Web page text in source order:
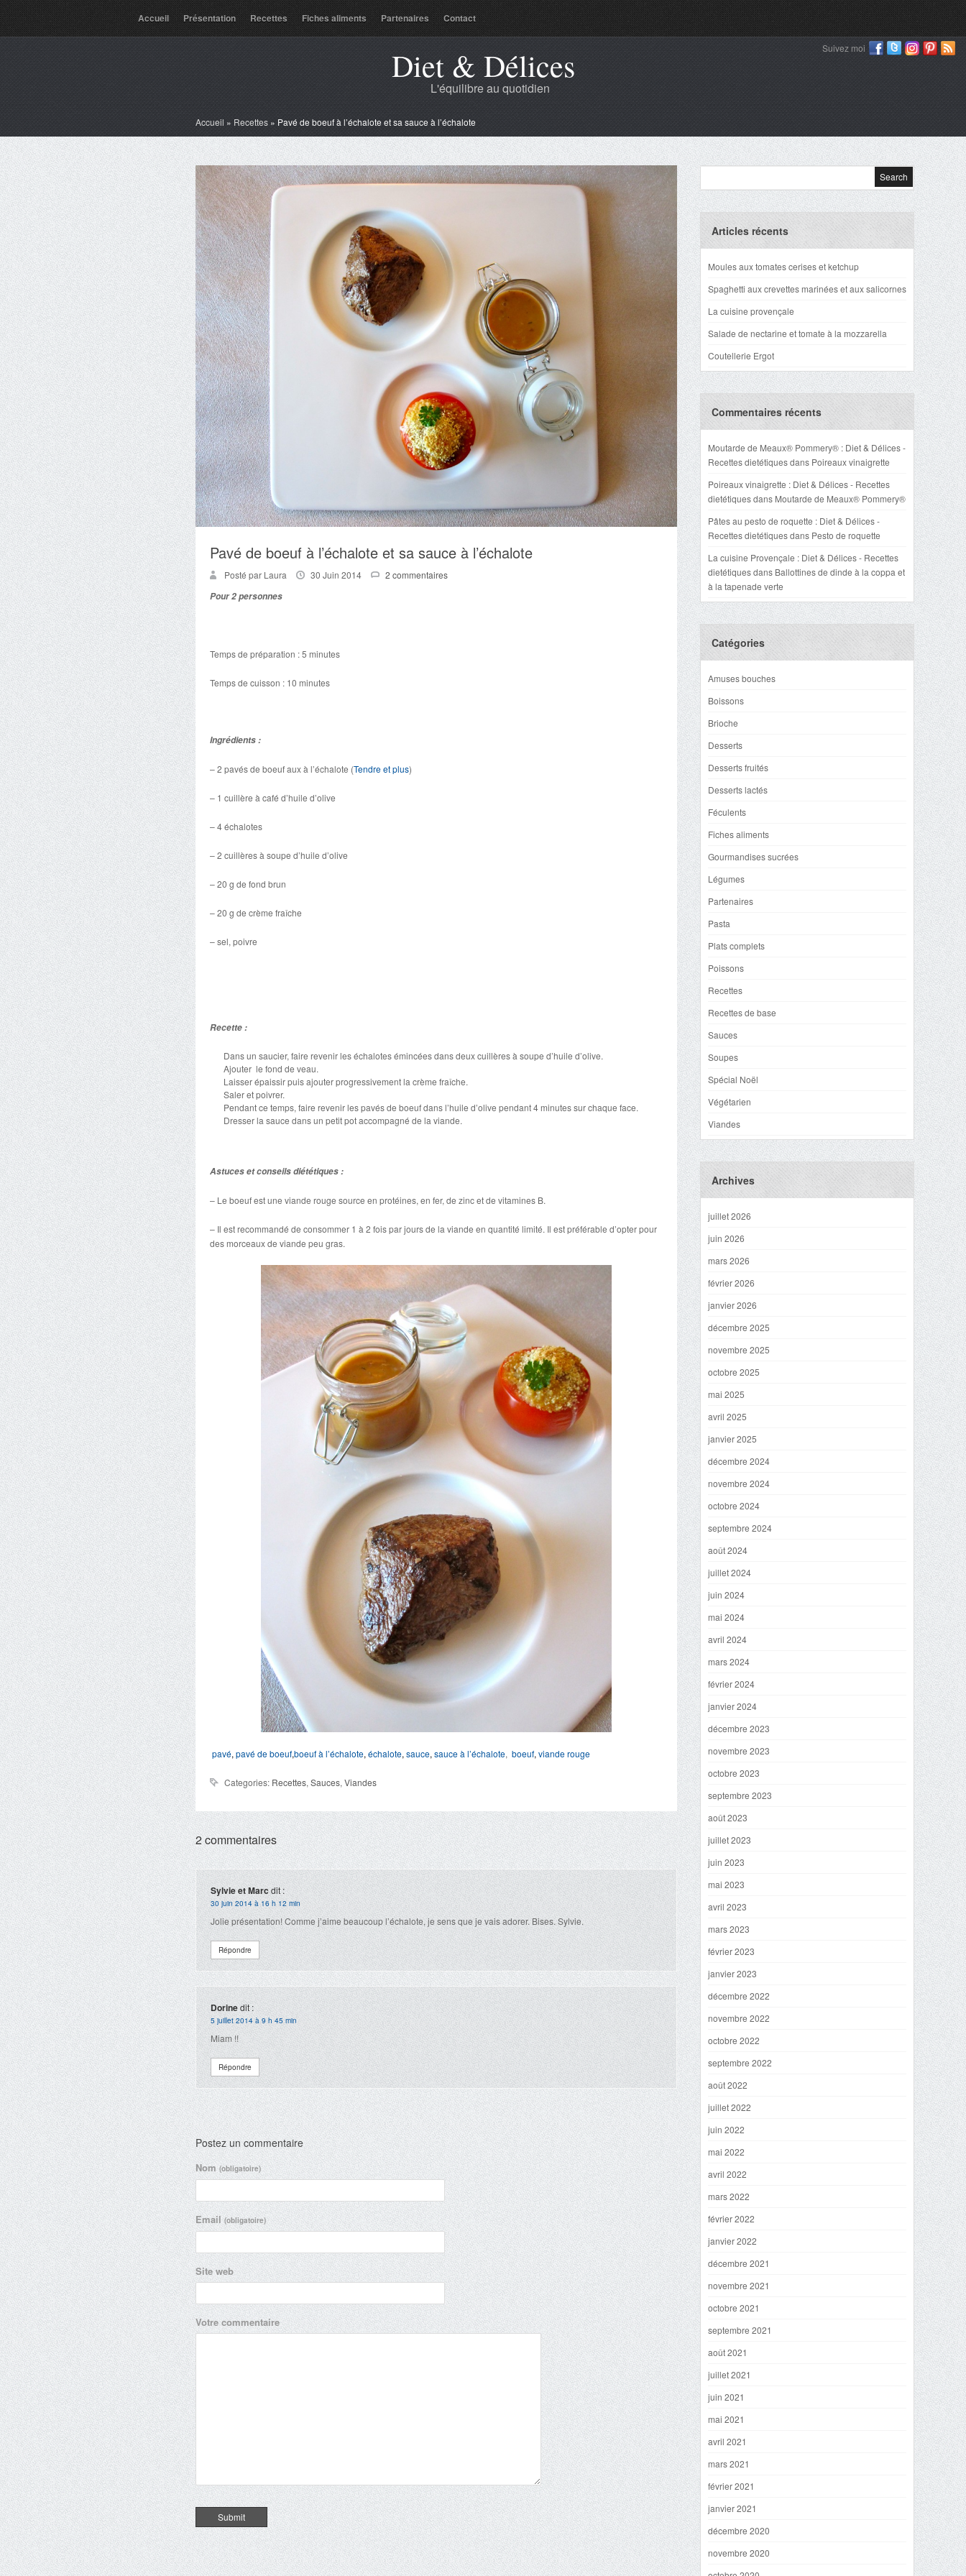
Accueil Présentation Recettes Fiches aliments Partenaires Contact
Suivez moi
Diet & Délices
L'équilibre au quotidien
Accueil » Recettes » Pavé de boeuf à l’échalote et sa sauce à l’échalote
Pavé de boeuf à l’échalote et sa sauce à l’échalote
Posté par Laura 30 Juin 2014
2 commentaires
Pour 2 personnes
Temps de préparation : 5 minutes
Temps de cuisson : 10 minutes
Ingrédients :
– 2 pavés de boeuf aux à l’échalote (Tendre et plus)
– 1 cuillère à café d’huile d’olive
– 4 échalotes
– 2 cuillères à soupe d’huile d’olive
– 20 g de fond brun
– 20 g de crème fraîche
– sel, poivre
Recette :
Dans un saucier, faire revenir les échalotes émincées dans deux cuillères à soupe d’huile d’olive.
Ajouter le fond de veau.
Laisser épaissir puis ajouter progressivement la crème fraîche.
Saler et poivrer.
Pendant ce temps, faire revenir les pavés de boeuf dans l’huile d’olive pendant 4 minutes sur chaque face.
Dresser la sauce dans un petit pot accompagné de la viande.
Astuces et conseils diététiques :
– Le boeuf est une viande rouge source en protéines, en fer, de zinc et de vitamines B.
– Il est recommandé de consommer 1 à 2 fois par jours de la viande en quantité limité. Il est préférable d’opter pour
des morceaux de viande peu gras.
pavé, pavé de boeuf,boeuf à l’échalote, échalote, sauce, sauce à l’échalote, boeuf, viande rouge
Categories: Recettes, Sauces, Viandes
2 commentaires
Sylvie et Marcdit :
30 juin 2014 à 16 h 12 min
Jolie présentation! Comme j’aime beaucoup l’échalote, je sens que je vais adorer. Bises. Sylvie.
Répondre
Dorinedit :
5 juillet 2014 à 9 h 45 min
Miam !!
Répondre
Postez un commentaire
Nom(obligatoire)
Email(obligatoire)
Site web
Votre commentaire
Articles récents
Moules aux tomates cerises et ketchup
Spaghetti aux crevettes marinées et aux salicornes
La cuisine provençale
Salade de nectarine et tomate à la mozzarella
Coutellerie Ergot
Commentaires récents
Moutarde de Meaux® Pommery® : Diet & Délices -
Recettes dietétiquesdans Poireaux vinaigrette
Poireaux vinaigrette : Diet & Délices - Recettes
dietétiquesdans Moutarde de Meaux® Pommery®
Pâtes au pesto de roquette : Diet & Délices -
Recettes dietétiquesdans Pesto de roquette
La cuisine Provençale : Diet & Délices - Recettes
dietétiquesdans Ballottines de dinde à la coppa et
à la tapenade verte
Catégories
Amuses bouches
Boissons
Brioche
Desserts
Desserts fruités
Desserts lactés
Féculents
Fiches aliments
Gourmandises sucrées
Légumes
Partenaires
Pasta
Plats complets
Poissons
Recettes
Recettes de base
Sauces
Soupes
Spécial Noël
Végétarien
Viandes
Archives
juillet 2026
juin 2026
mars 2026
février 2026
janvier 2026
décembre 2025
novembre 2025
octobre 2025
mai 2025
avril 2025
janvier 2025
décembre 2024
novembre 2024
octobre 2024
septembre 2024
août 2024
juillet 2024
juin 2024
mai 2024
avril 2024
mars 2024
février 2024
janvier 2024
décembre 2023
novembre 2023
octobre 2023
septembre 2023
août 2023
juillet 2023
juin 2023
mai 2023
avril 2023
mars 2023
février 2023
janvier 2023
décembre 2022
novembre 2022
octobre 2022
septembre 2022
août 2022
juillet 2022
juin 2022
mai 2022
avril 2022
mars 2022
février 2022
janvier 2022
décembre 2021
novembre 2021
octobre 2021
septembre 2021
août 2021
juillet 2021
juin 2021
mai 2021
avril 2021
mars 2021
février 2021
janvier 2021
décembre 2020
novembre 2020